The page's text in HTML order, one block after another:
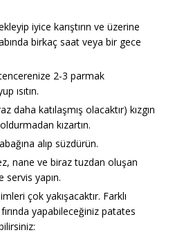
iyice karıştırın ve üzerine
birkaç saat veya bir gece
2-3 parmak
ısıtın.
daha katılaşmış olacaktır) kızgın
kızartın.
alıp süzdürün.
nane ve biraz tuzdan oluşan
yapın.
çok yakışacaktır. Farklı
yapabileceğiniz patates